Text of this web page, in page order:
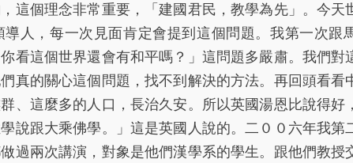
個理念非常重要，「建國君民，教學為先」。今天
人，每一次見面肯定會提到這個問題。我第一次跟
看這個世界還會有和平嗎？」這問題多嚴肅。我們對
真的關心這個問題，找不到解決的方法。再回頭看看
、這麼多的人口，長治久安。所以英國湯恩比說得好
說跟大乘佛學。」這是英國人說的。二００六年我第
過兩次講演，對象是他們漢學系的學生。跟他們教授